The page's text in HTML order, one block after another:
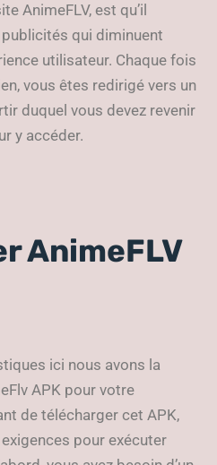
AnimeFLV, est qu’il
qui diminuent
utilisateur. Chaque fois
vous êtes redirigé vers un
duquel vous devez revenir
y accéder.
AnimeFLV
ici nous avons la
APK pour votre
de télécharger cet APK,
pour exécuter